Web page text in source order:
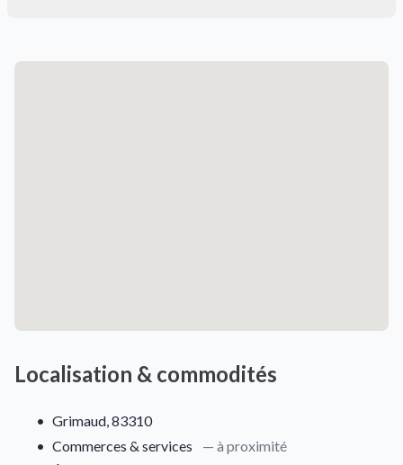
Localisation & commodités
• Grimaud, 83310
• Commerces & services
— à proximité